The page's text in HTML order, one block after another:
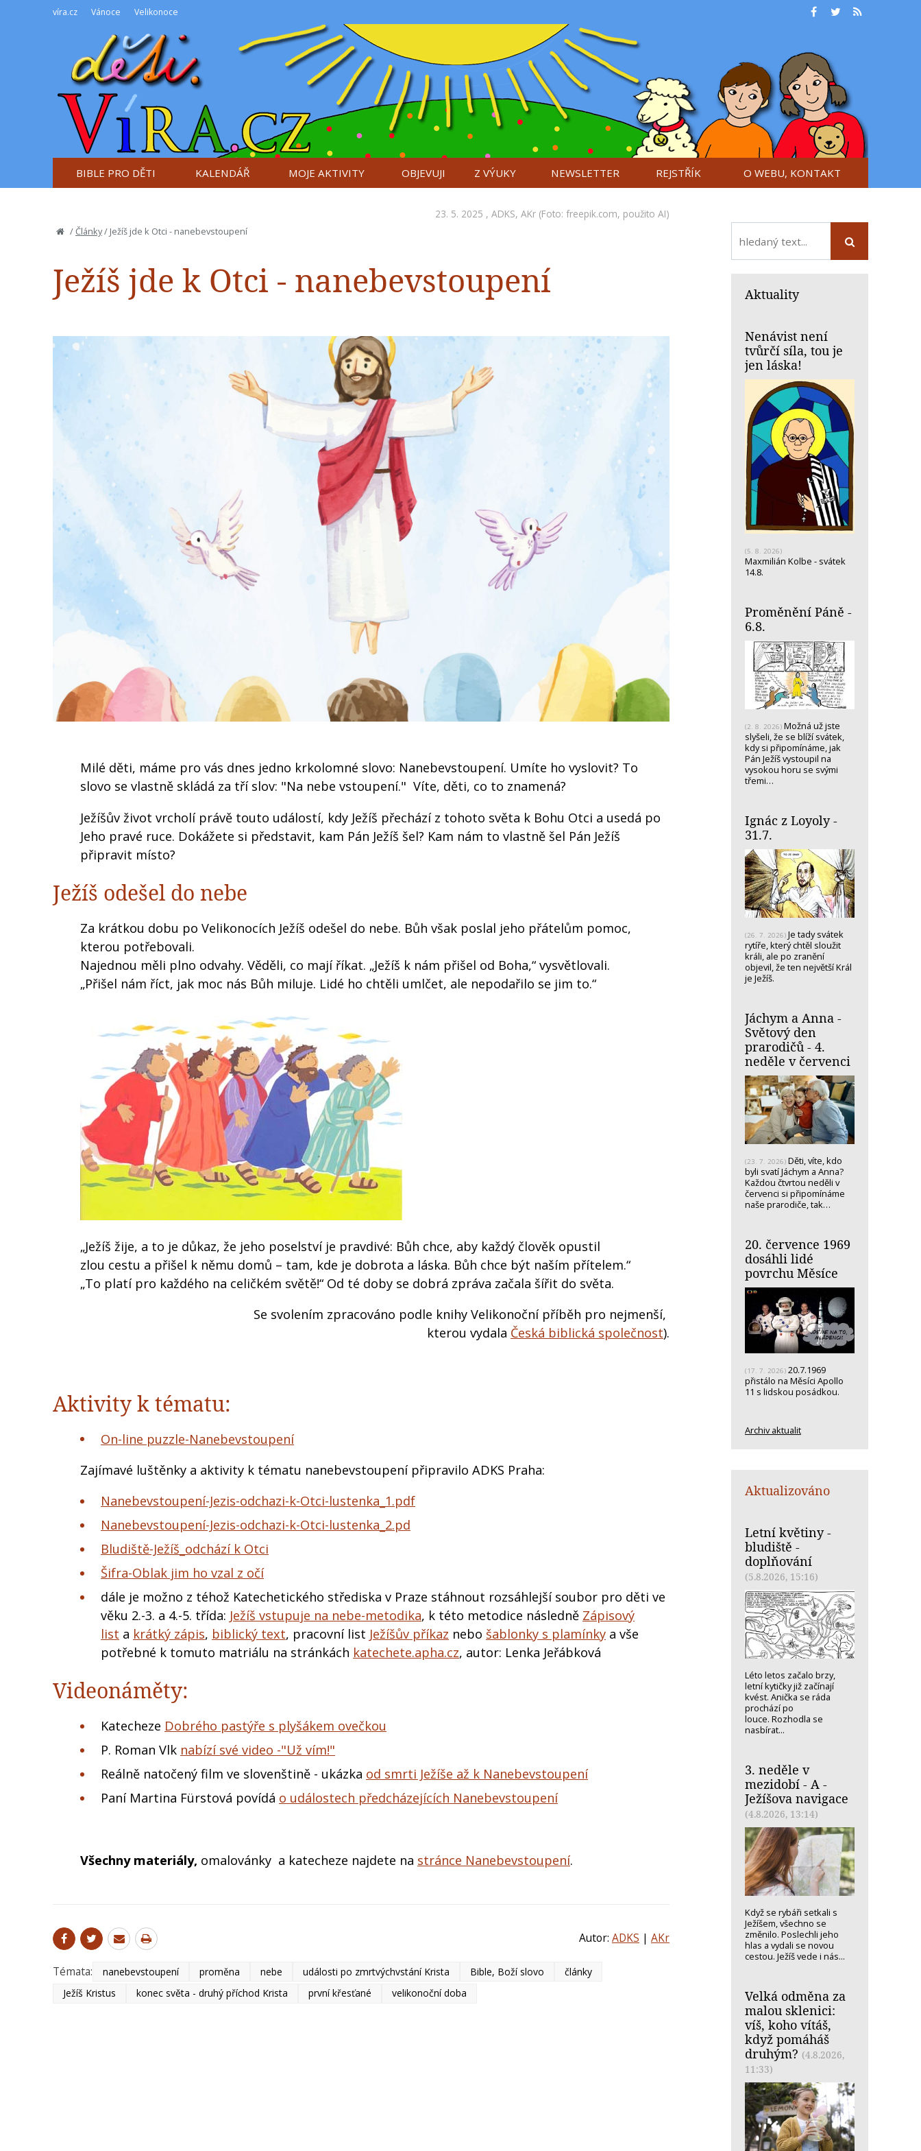
víra.cz Vánoce Velikonoce
BIBLE PRO DĚTI KALENDÁŘ MOJE AKTIVITY OBJEVUJI Z VÝUKY NEWSLETTER REJSTŘÍK O WEBU, KONTAKT
23. 5. 2025 , ADKS, AKr (Foto: freepik.com, použito AI)
/Články/ Ježíš jde k Otci - nanebevstoupení
Ježíš jde k Otci - nanebevstoupení
Milé děti, máme pro vás dnes jedno krkolomné slovo: Nanebevstoupení. Umíte ho vyslovit? To
slovo se vlastně skládá za tří slov: "Na nebe vstoupení." Víte, děti, co to znamená?
Ježíšův život vrcholí právě touto událostí, kdy Ježíš přechází z tohoto světa k Bohu Otci a usedá po
Jeho pravé ruce. Dokážete si představit, kam Pán Ježíš šel? Kam nám to vlastně šel Pán Ježíš
připravit místo?
Ježíš odešel do nebe
Za krátkou dobu po Velikonocích Ježíš odešel do nebe. Bůh však poslal jeho přátelům pomoc,
kterou potřebovali.
Najednou měli plno odvahy. Věděli, co mají říkat. „Ježíš k nám přišel od Boha,“ vysvětlovali.
„Přišel nám říct, jak moc nás Bůh miluje. Lidé ho chtěli umlčet, ale nepodařilo se jim to.“
„Ježíš žije, a to je důkaz, že jeho poselství je pravdivé: Bůh chce, aby každý člověk opustil
zlou cestu a přišel k němu domů – tam, kde je dobrota a láska. Bůh chce být naším přítelem.“
„To platí pro každého na celičkém světě!“ Od té doby se dobrá zpráva začala šířit do světa.
Se svolením zpracováno podle knihy Velikonoční příběh pro nejmenší,
kterou vydala Česká biblická společnost).
Aktivity k tématu:
On-line puzzle-Nanebevstoupení
Zajímavé luštěnky a aktivity k tématu nanebevstoupení připravilo ADKS Praha:
Nanebevstoupení-Jezis-odchazi-k-Otci-lustenka_1.pdf
Nanebevstoupení-Jezis-odchazi-k-Otci-lustenka_2.pd
Bludiště-Ježíš_odchází k Otci
​Šifra-Oblak jim ho vzal z očí
dále je možno z téhož Katechetického střediska v Praze stáhnout rozsáhlejší soubor pro děti ve
věku 2.-3. a 4.-5. třída: Ježíš vstupuje na nebe-metodika, k této metodice následně Zápisový
list a krátký zápis, biblický text, pracovní list Ježíšův příkaz nebo šablonky s plamínky a vše
potřebné k tomuto matriálu na stránkách katechete.apha.cz, autor: Lenka Jeřábková
Videonáměty:
Katecheze Dobrého pastýře s plyšákem ovečkou
P. Roman Vlk nabízí své video -"Už vím!"
Reálně natočený film ve slovenštině - ukázka od smrti Ježíše až k Nanebevstoupení
Paní Martina Fürstová povídá o událostech předcházejících Nanebevstoupení
Všechny materiály, omalovánky a katecheze najdete na stránce Nanebevstoupení.
Autor: ADKS | AKr
Témata: nanebevstoupení proměna nebe události po zmrtvýchvstání Krista Bible, Boží slovo
články
Ježíš Kristus
konec světa - druhý příchod Krista první křesťané velikonoční doba
Aktuality
Nenávist není
tvůrčí síla, tou je
jen láska!
(5. 8. 2026)
Maxmilián Kolbe - svátek
14.8.
Proměnění Páně -
6.8.
(2. 8. 2026) Možná už jste
slyšeli, že se blíží svátek,
kdy si připomínáme, jak
Pán Ježíš vystoupil na
vysokou horu se svými
třemi…
Ignác z Loyoly -
31.7.
(26. 7. 2026) Je tady svátek
rytíře, který chtěl sloužit
králi, ale po zranění
objevil, že ten největší Král
je Ježíš.
Jáchym a Anna -
Světový den
prarodičů - 4.
neděle v červenci
(23. 7. 2026) Děti, víte, kdo
byli svatí Jáchym a Anna?
Každou čtvrtou neděli v
červenci si připomínáme
naše prarodiče, tak…
20. července 1969
dosáhli lidé
povrchu Měsíce
(17. 7. 2026) 20.7.1969
přistálo na Měsíci Apollo
11 s lidskou posádkou.
Archiv aktualit
Aktualizováno
Letní květiny -
bludiště -
doplňování
(5.8.2026, 15:16)
Léto letos začalo brzy,
letní kytičky již začínají
kvést. Anička se ráda
prochází po
louce. Rozhodla se
nasbírat...
3. neděle v
mezidobí - A -
Ježíšova navigace
(4.8.2026, 13:14)
Když se rybáři setkali s
Ježíšem, všechno se
změnilo. Poslechli jeho
hlas a vydali se novou
cestou. Ježíš vede i nás...
Velká odměna za
malou sklenici:
víš, koho vítáš,
když pomáháš
druhým? (4.8.2026,
11:33)